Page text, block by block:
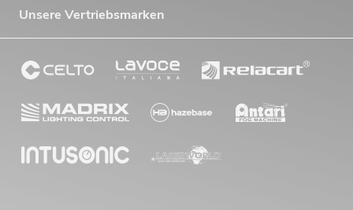
Unsere Vertriebsmarken